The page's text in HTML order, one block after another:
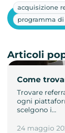
acquisizione
programma
Come
Trovare
ogni
scelgono i…
24 maggio
Articoli